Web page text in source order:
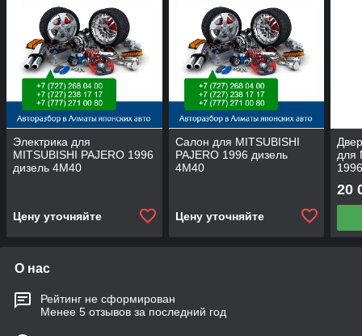
Электрика для
MITSUBISHI PAJERO 1996
дизель 4М40
Цену уточняйте
Салон для MITSUBISHI
PAJERO 1996 дизель
4М40
Цену уточняйте
для
20
О нас
Рейтинг не сформирован
Менее 5 отзывов за последний год